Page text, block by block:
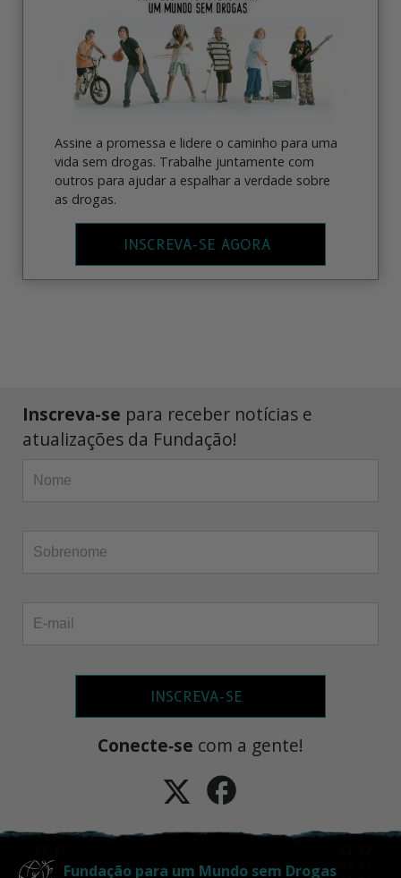
Assine a promessa e lidere o caminho para uma
vida sem drogas. Trabalhe juntamente com
outros para ajudar a espalhar a verdade sobre
as drogas.
INSCREVA-SE AGORA
Inscreva-se para receber notícias e
atualizações da Fundação!
INSCREVA-SE
Conecte‑se com a gente!
Fundação para um Mundo sem Drogas